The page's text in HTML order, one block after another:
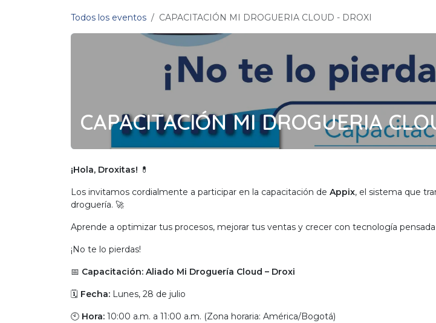
Todos los eventos
CAPACITACIÓN MI DROGUERIA CLOUD - DROXI
CAPACITACIÓN MI DROGUERIA
¡Hola, Droxitas! 💊
Los invitamos cordialmente a participar en la capacitación de Appix, el sistema que
droguería. 🚀
Aprende a optimizar tus procesos, mejorar tus ventas y crecer con tecnología
¡No te lo pierdas!
📅 Capacitación: Aliado Mi Droguería Cloud – Droxi
🗓️ Fecha: Lunes, 28 de julio
🕙 Hora: 10:00 a.m. a 11:00 a.m. (Zona horaria: América/Bogotá)